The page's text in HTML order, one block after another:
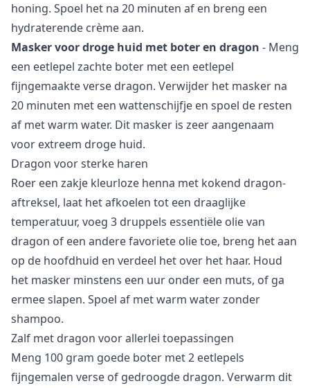
honing. Spoel het na 20 minuten af en breng een
hydraterende crème aan.
Masker voor droge huid met boter en dragon - Meng
een eetlepel zachte boter met een eetlepel
fijngemaakte verse dragon. Verwijder het masker na
20 minuten met een wattenschijfje en spoel de resten
af met warm water. Dit masker is zeer aangenaam
voor extreem droge huid.
Dragon voor sterke haren
Roer een zakje kleurloze henna met kokend dragon-
aftreksel, laat het afkoelen tot een draaglijke
temperatuur, voeg 3 druppels essentiële olie van
dragon of een andere favoriete olie toe, breng het aan
op de hoofdhuid en verdeel het over het haar. Houd
het masker minstens een uur onder een muts, of ga
ermee slapen. Spoel af met warm water zonder
shampoo.
Zalf met dragon voor allerlei toepassingen
Meng 100 gram goede boter met 2 eetlepels
fijngemalen verse of gedroogde dragon. Verwarm dit